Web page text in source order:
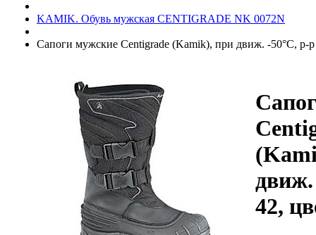
KAMIK. Обувь мужская CENTIGRADE NK 0072N
Сапоги мужские Centigrade (Kamik), при движ. -50°C, р-
движ.
42,